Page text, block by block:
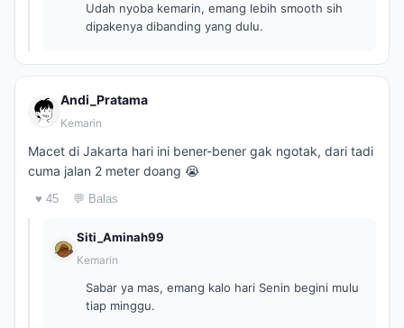
Udah nyoba kemarin, emang lebih smooth sih
dipakenya dibanding yang dulu.
Andi_Pratama
Kemarin
Macet di Jakarta hari ini bener-bener gak ngotak, dari tadi
cuma jalan 2 meter doang 😭
♥ 45 💬 Balas
Siti_Aminah99
Kemarin
Sabar ya mas, emang kalo hari Senin begini mulu
tiap minggu.